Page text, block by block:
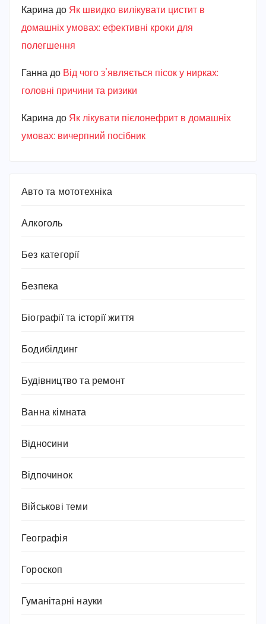
Карина до Як швидко вилікувати цистит в
домашніх умовах: ефективні кроки для
полегшення
Ганна до Від чого з’являється пісок у нирках:
головні причини та ризики
Карина до Як лікувати пієлонефрит в домашніх
умовах: вичерпний посібник
Авто та мототехніка
Алкоголь
Без категорії
Безпека
Біографії та історії життя
Бодибілдинг
Будівництво та ремонт
Ванна кімната
Відносини
Відпочинок
Військові теми
Географія
Гороскоп
Гуманітарні науки